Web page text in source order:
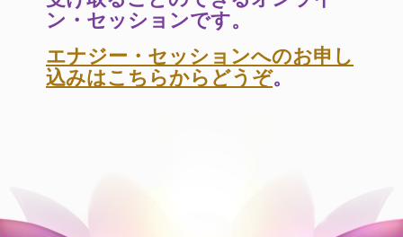
ン・セッションです。
エナジー・セッションへのお申し
込みはこちらからどうぞ。